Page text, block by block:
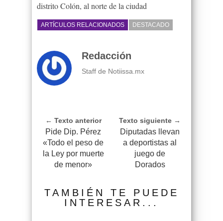
distrito Colón, al norte de la ciudad
ARTÍCULOS RELACIONADOS DESTACADO
Redacción
Staff de Notiissa.mx
← Texto anterior
Pide Dip. Pérez
«Todo el peso de
la Ley por muerte
de menor»
Texto siguiente →
Diputadas llevan
a deportistas al
juego de
Dorados
TAMBIÉN TE PUEDE
INTERESAR...